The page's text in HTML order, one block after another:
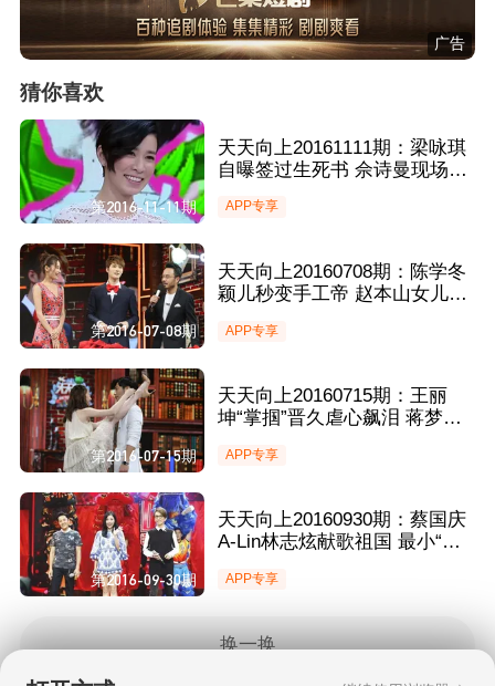
广告
猜你喜欢
第2016-11-11期
天天向上20161111期：梁咏琪
自曝签过生死书 佘诗曼现场表
APP专享
第2016-07-08期
天天向上20160708期：陈学冬
颖儿秒变手工帝 赵本山女儿妞
APP专享
第2016-07-15期
天天向上20160715期：王丽
坤“掌掴”晋久虐心飙泪 蒋梦婕
APP专享
第2016-09-30期
天天向上20160930期：蔡国庆
A-Lin林志炫献歌祖国 最小“谋
APP专享
换一换